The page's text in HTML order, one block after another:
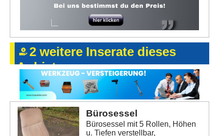
2 weitere Inserate dieses
Anbieters
Bürosessel
Bürosessel mit 5 Rollen, Höhen
u. Tiefen verstellbar,